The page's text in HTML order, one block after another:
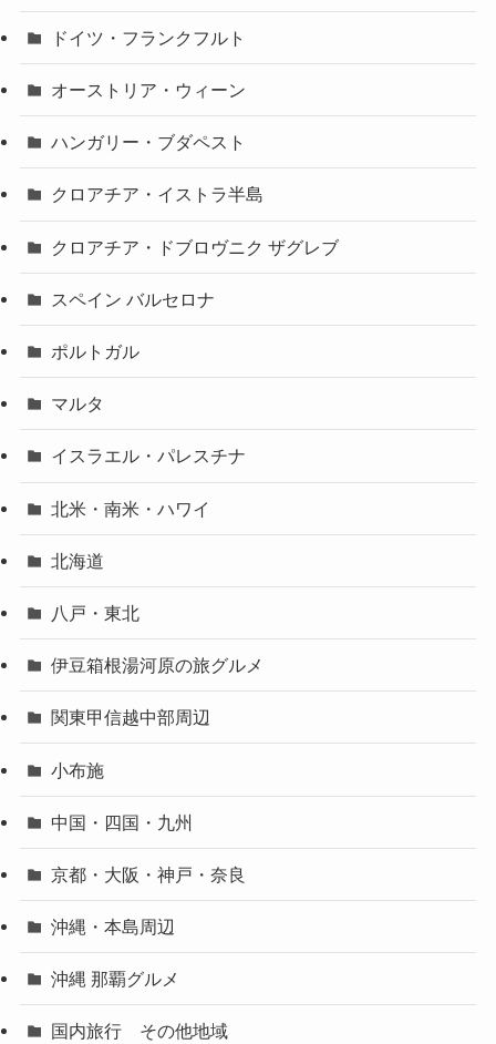
ドイツ・フランクフルト
オーストリア・ウィーン
ハンガリー・ブダペスト
クロアチア・イストラ半島
クロアチア・ドブロヴニク ザグレブ
スペイン バルセロナ
ポルトガル
マルタ
イスラエル・パレスチナ
北米・南米・ハワイ
北海道
八戸・東北
伊豆箱根湯河原の旅グルメ
関東甲信越中部周辺
小布施
中国・四国・九州
京都・大阪・神戸・奈良
沖縄・本島周辺
沖縄 那覇グルメ
国内旅行 その他地域